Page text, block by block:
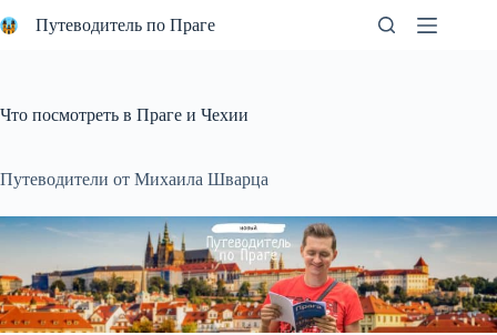
к
Путеводитель по Праге
Что посмотреть в Праге и Чехии
Путеводители от Михаила Шварца